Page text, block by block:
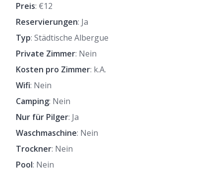
Preis: €12
Reservierungen: Ja
Typ: Städtische Albergue
Private Zimmer: Nein
Kosten pro Zimmer: k.A.
Wifi: Nein
Camping: Nein
Nur für Pilger: Ja
Waschmaschine: Nein
Trockner: Nein
Pool: Nein